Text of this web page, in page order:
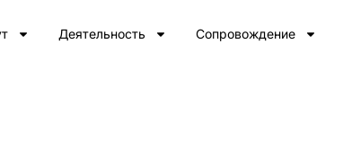
Деятельность Сопровождение